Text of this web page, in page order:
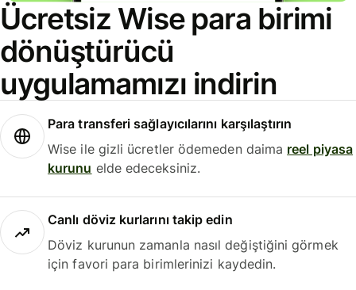
Ücretsiz Wise para birimi
dönüştürücü
uygulamamızı indirin
Para transferi sağlayıcılarını karşılaştırın
Wise ile gizli ücretler ödemeden daima reel piyasa
kurunu elde edeceksiniz.
Canlı döviz kurlarını takip edin
Döviz kurunun zamanla nasıl değiştiğini görmek
için favori para birimlerinizi kaydedin.